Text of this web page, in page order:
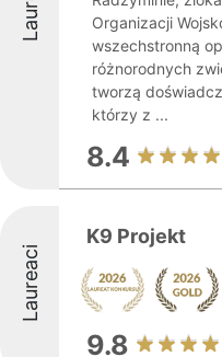
Organizacji
wszechstronną
różnorodnych
tworzą
którzy z ...
8.4
Laureaci
K9 Projekt
9.8